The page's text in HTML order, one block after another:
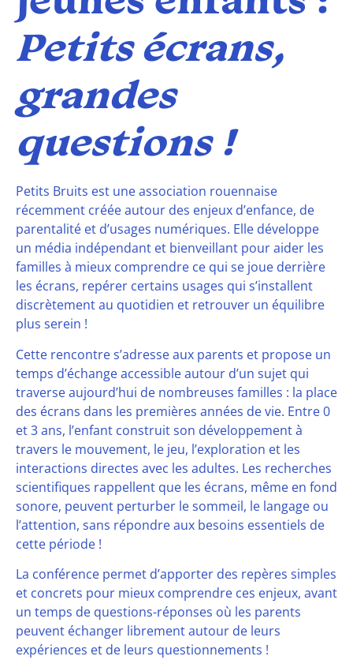
Petits écrans,
grandes
questions !
Petits Bruits est une association rouennaise
récemment créée autour des enjeux d’enfance, de
parentalité et d’usages numériques. Elle développe
un média indépendant et bienveillant pour aider les
familles à mieux comprendre ce qui se joue derrière
les écrans, repérer certains usages qui s’installent
discrètement au quotidien et retrouver un équilibre
plus serein !
Cette rencontre s’adresse aux parents et propose un
temps d’échange accessible autour d’un sujet qui
traverse aujourd’hui de nombreuses familles : la place
des écrans dans les premières années de vie. Entre 0
et 3 ans, l’enfant construit son développement à
travers le mouvement, le jeu, l’exploration et les
interactions directes avec les adultes. Les recherches
scientifiques rappellent que les écrans, même en fond
sonore, peuvent perturber le sommeil, le langage ou
l’attention, sans répondre aux besoins essentiels de
cette période !
La conférence permet d’apporter des repères simples
et concrets pour mieux comprendre ces enjeux, avant
un temps de questions-réponses où les parents
peuvent échanger librement autour de leurs
expériences et de leurs questionnements !